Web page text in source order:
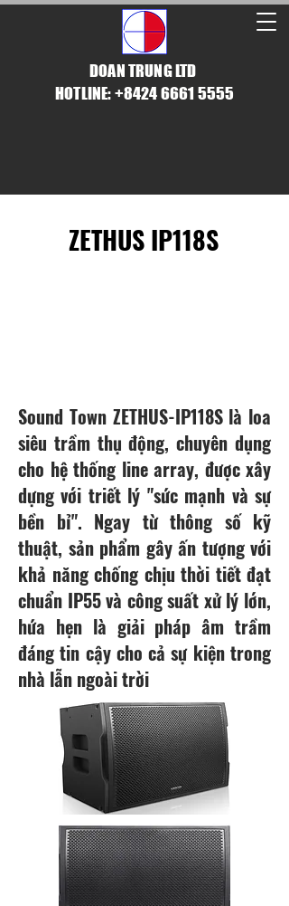
DOAN TRUNG LTD
HOTLINE: +8424 6661 5555
ZETHUS IP118S
Sound Town ZETHUS-IP118S là loa
siêu trầm thụ động, chuyên dụng
cho hệ thống line array, được xây
dựng với triết lý "sức mạnh và sự
bền bỉ". Ngay từ thông số kỹ
thuật, sản phẩm gây ấn tượng với
khả năng chống chịu thời tiết đạt
chuẩn IP55 và công suất xử lý lớn,
hứa hẹn là giải pháp âm trầm
đáng tin cậy cho cả sự kiện trong
nhà lẫn ngoài trời